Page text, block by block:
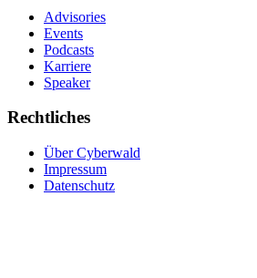
Advisories
Events
Podcasts
Karriere
Speaker
Rechtliches
Über Cyberwald
Impressum
Datenschutz